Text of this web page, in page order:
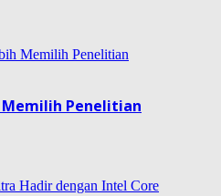
Memilih Penelitian